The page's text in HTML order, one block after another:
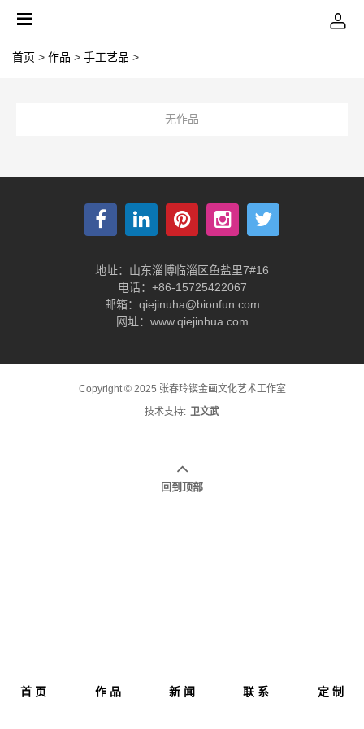
首页 > 作品 > 手工艺品 >
无作品
地址：山东淄博临淄区鱼盐里7#16
电话：+86-15725422067
邮箱：qiejinuha@bionfun.com
网址：www.qiejinhua.com
首 页 作 品 新 闻 联 系 定 制
Copyright © 2025 张春玲锲金画文化艺术工作室
技术支持: 卫文武
回到顶部